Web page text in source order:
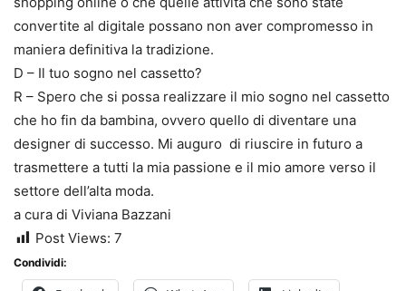
convertite al digitale possano non aver compromesso in
maniera definitiva la tradizione.
D – Il tuo sogno nel cassetto?
R – Spero che si possa realizzare il mio sogno nel cassetto
che ho fin da bambina, ovvero quello di diventare una
designer di successo. Mi auguro di riuscire in futuro a
trasmettere a tutti la mia passione e il mio amore verso il
settore dell’alta moda.
a cura di Viviana Bazzani
Post Views: 7
Condividi: